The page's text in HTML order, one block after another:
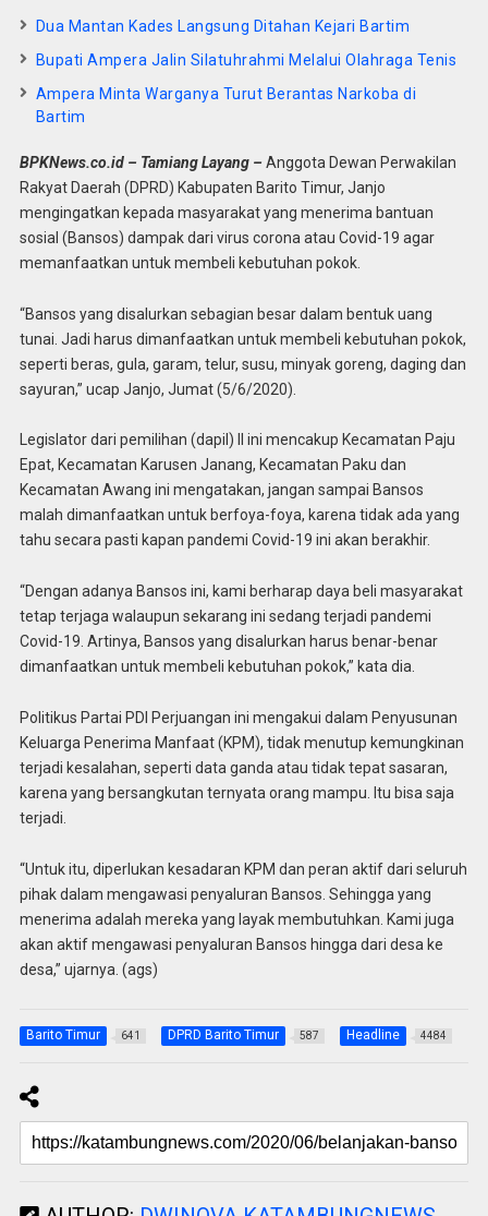
Dua Mantan Kades Langsung Ditahan Kejari Bartim
Bupati Ampera Jalin Silatuhrahmi Melalui Olahraga Tenis
Ampera Minta Warganya Turut Berantas Narkoba di
Bartim
BPKNews.co.id – Tamiang Layang – Anggota Dewan Perwakilan
Rakyat Daerah (DPRD) Kabupaten Barito Timur, Janjo
mengingatkan kepada masyarakat yang menerima bantuan
sosial (Bansos) dampak dari virus corona atau Covid-19 agar
memanfaatkan untuk membeli kebutuhan pokok.
“Bansos yang disalurkan sebagian besar dalam bentuk uang
tunai. Jadi harus dimanfaatkan untuk membeli kebutuhan pokok,
seperti beras, gula, garam, telur, susu, minyak goreng, daging dan
sayuran,” ucap Janjo, Jumat (5/6/2020).
Legislator dari pemilihan (dapil) II ini mencakup Kecamatan Paju
Epat, Kecamatan Karusen Janang, Kecamatan Paku dan
Kecamatan Awang ini mengatakan, jangan sampai Bansos
malah dimanfaatkan untuk berfoya-foya, karena tidak ada yang
tahu secara pasti kapan pandemi Covid-19 ini akan berakhir.
“Dengan adanya Bansos ini, kami berharap daya beli masyarakat
tetap terjaga walaupun sekarang ini sedang terjadi pandemi
Covid-19. Artinya, Bansos yang disalurkan harus benar-benar
dimanfaatkan untuk membeli kebutuhan pokok,” kata dia.
Politikus Partai PDI Perjuangan ini mengakui dalam Penyusunan
Keluarga Penerima Manfaat (KPM), tidak menutup kemungkinan
terjadi kesalahan, seperti data ganda atau tidak tepat sasaran,
karena yang bersangkutan ternyata orang mampu. Itu bisa saja
terjadi.
“Untuk itu, diperlukan kesadaran KPM dan peran aktif dari seluruh
pihak dalam mengawasi penyaluran Bansos. Sehingga yang
menerima adalah mereka yang layak membutuhkan. Kami juga
akan aktif mengawasi penyaluran Bansos hingga dari desa ke
desa,” ujarnya. (ags)
Barito Timur 641 DPRD Barito Timur 587 Headline 4484